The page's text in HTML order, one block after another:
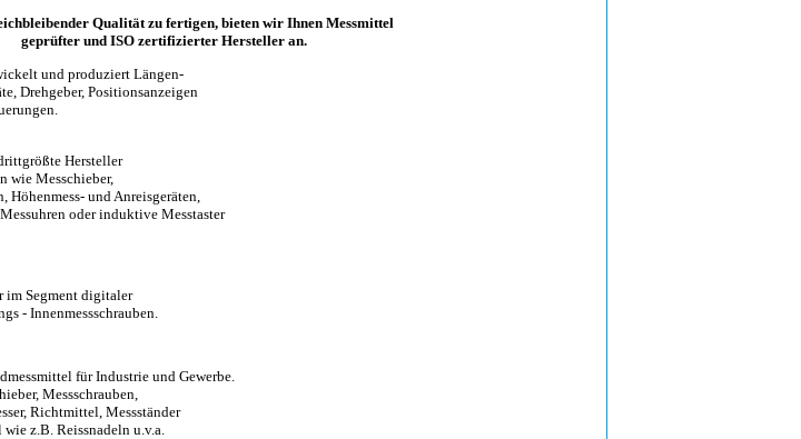
Qualität zu fertigen, bieten wir Ihnen Messmittel
geprüfter und ISO zertifizierter Hersteller an.
und produziert Längen-
Drehgeber, Positionsanzeigen
Hersteller
wie Messchieber,
Höhenmess- und Anreisgeräten,
oder induktive Messtaster
im Segment digitaler
- Innenmessschrauben.
für Industrie und Gewerbe.
Messschrauben,
Richtmittel, Messständer
z.B. Reissnadeln u.v.a.